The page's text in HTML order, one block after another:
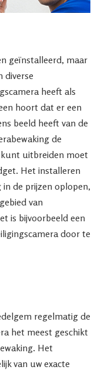
geïnstalleerd, maar
diverse
heeft als
hoort dat er een
beeld heeft van de
de
uitbreiden moet
Het installeren
in de prijzen oplopen,
van
is bijvoorbeeld een
door te
regelmatig de
het meest geschikt
Het
van uw exacte